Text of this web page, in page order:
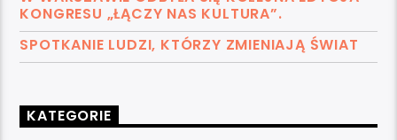
KONGRESU „ŁĄCZY NAS KULTURA”.
SPOTKANIE LUDZI, KTÓRZY ZMIENIAJĄ ŚWIAT
KATEGORIE